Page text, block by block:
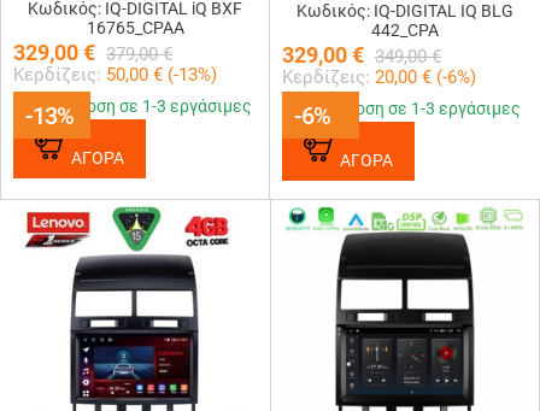
-13%
Κωδικός: IQ-DIGITAL iQ BXF
16765_CPAA
329,00€ 379,00 €
Κερδίζεις: 50,00 € (-13%)
-13%
Παράδοση σε 1-3 εργάσιμες
ΑΓΟΡΑ
-6%
Κωδικός: IQ-DIGITAL IQ BLG
442_CPA
329,00€ 349,00 €
Κερδίζεις: 20,00 € (-6%)
-6%
Παράδοση σε 1-3 εργάσιμες
ΑΓΟΡΑ